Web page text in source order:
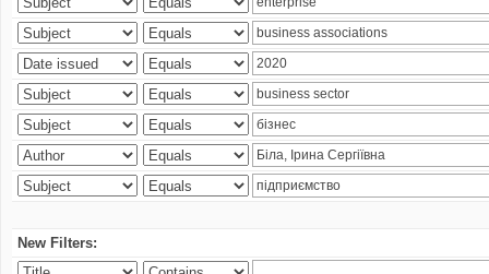
New Filters: